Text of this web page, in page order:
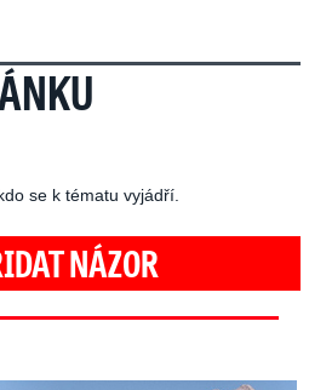
se k tématu vyjádří.
NÁZOR